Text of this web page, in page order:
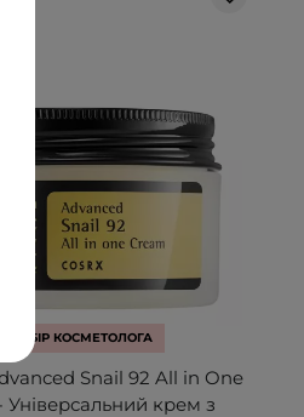
ВИБІР КОСМЕТОЛОГА
Snail 92 All in One
Універсальний крем з